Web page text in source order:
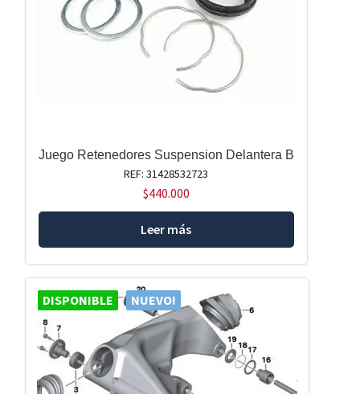
Juego Retenedores Suspension Delantera B
REF: 31428532723
$440.000
Leer más
DISPONIBLE NUEVO!